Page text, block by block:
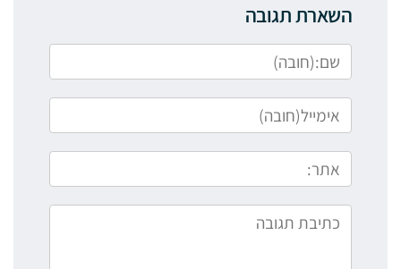
השארת תגובה